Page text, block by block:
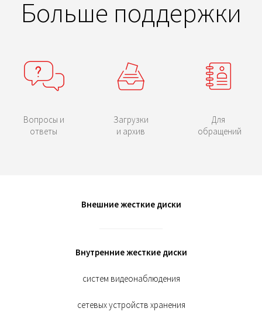
Больше поддержки
Вопросы и
ответы
Загрузки
и архив
Для
обращений
Внешние жесткие диски
Внутренние жесткие диски
систем видеонаблюдения
сетевых устройств хранения